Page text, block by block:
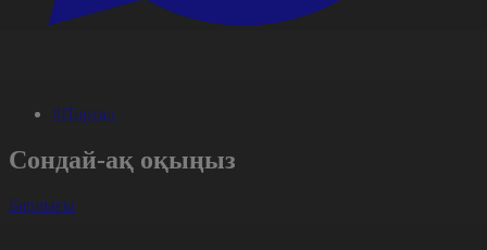
#Портал
Сондай-ақ оқыңыз
Барлығы